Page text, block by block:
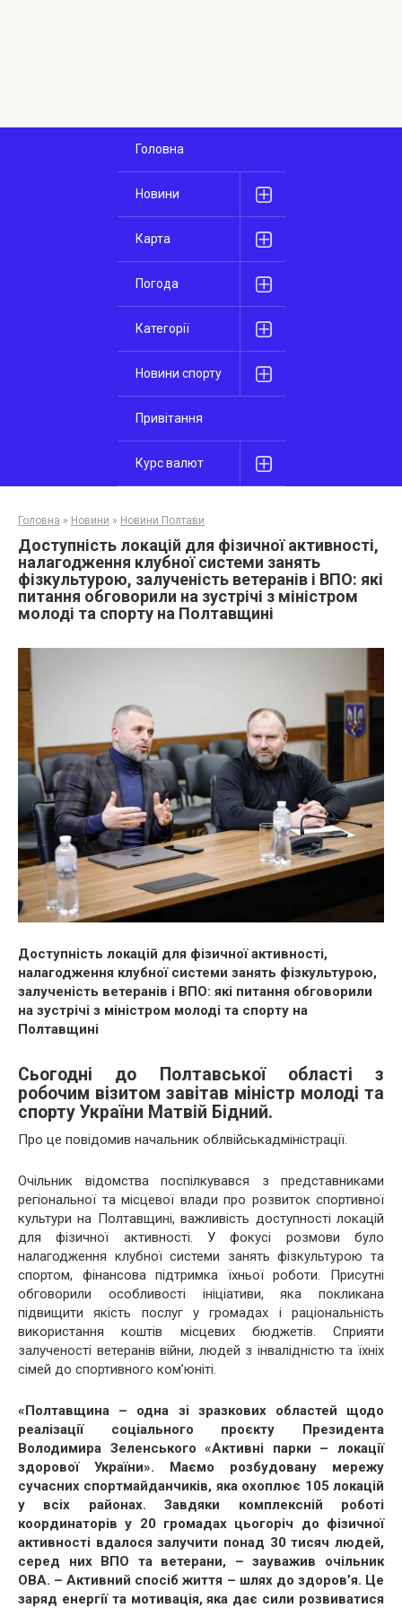
Головна
Новини
Карта
Погода
Категорії
Новини спорту
Привітання
Курс валют
Головна » Новини » Новини Полтави
Доступність локацій для фізичної активності,
налагодження клубної системи занять
фізкультурою, залученість ветеранів і ВПО: які
питання обговорили на зустрічі з міністром
молоді та спорту на Полтавщині
Доступність локацій для фізичної активності,
налагодження клубної системи занять фізкультурою,
залученість ветеранів і ВПО: які питання обговорили
на зустрічі з міністром молоді та спорту на
Полтавщині
Сьогодні до Полтавської області з
робочим візитом завітав міністр молоді та
спорту України Матвій Бідний.
Про це повідомив начальник облвійськадміністрації.
Очільник відомства поспілкувався з представниками
регіональної та місцевої влади про розвиток спортивної
культури на Полтавщині, важливість доступності локацій
для фізичної активності. У фокусі розмови було
налагодження клубної системи занять фізкультурою та
спортом, фінансова підтримка їхньої роботи. Присутні
обговорили особливості ініціативи, яка покликана
підвищити якість послуг у громадах і раціональність
використання коштів місцевих бюджетів. Сприяти
залученості ветеранів війни, людей з інвалідністю та їхніх
сімей до спортивного комʼюніті.
«Полтавщина – одна зі зразкових областей щодо
реалізації соціального проєкту Президента
Володимира Зеленського «Активні парки – локації
здорової України». Маємо розбудовану мережу
сучасних спортмайданчиків, яка охоплює 105 локацій
у всіх районах. Завдяки комплексній роботі
координаторів у 20 громадах цьогоріч до фізичної
активності вдалося залучити понад 30 тисяч людей,
серед них ВПО та ветерани, – зауважив очільник
ОВА. – Активний спосіб життя – шлях до здоров’я. Це
заряд енергії та мотивація, яка дає сили розвиватися